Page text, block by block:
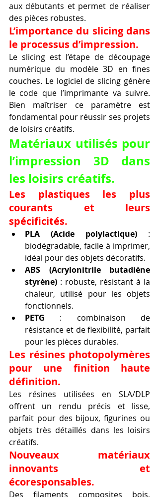
aux débutants et permet de réaliser
des pièces robustes.
L’importance du slicing dans
le processus d’impression.
Le slicing est l’étape de découpage
numérique du modèle 3D en fines
couches. Le logiciel de slicing génère
le code que l’imprimante va suivre.
Bien maîtriser ce paramètre est
fondamental pour réussir ses projets
de loisirs créatifs.
Matériaux utilisés pour
l’impression 3D dans
les loisirs créatifs.
Les plastiques les plus
courants et leurs
spécificités.
PLA (Acide polylactique) :
biodégradable, facile à imprimer,
idéal pour des objets décoratifs.
ABS (Acrylonitrile butadiène
styrène) : robuste, résistant à la
chaleur, utilisé pour les objets
fonctionnels.
PETG : combinaison de
résistance et de flexibilité, parfait
pour les pièces durables.
Les résines photopolymères
pour une finition haute
définition.
Les résines utilisées en SLA/DLP
offrent un rendu précis et lisse,
parfait pour des bijoux, figurines ou
objets très détaillés dans les loisirs
créatifs.
Nouveaux matériaux
innovants et
écoresponsables.
Des filaments composites bois,